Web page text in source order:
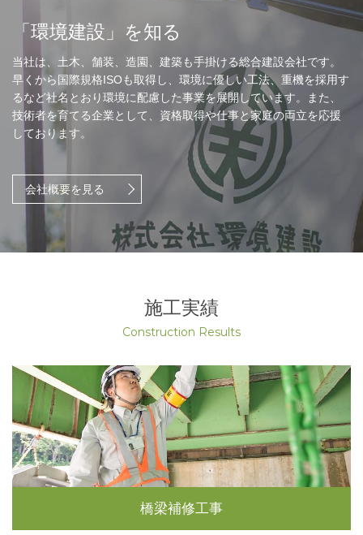
「環境建設」を知る
当社は、土木、舗装、造園、建築も手掛ける総合建設会社です。
早くから国際規格ISOも取得し、環境に優しい工法、重機を採用す
るなど社名とおり環境に配慮した事業を展開しています。また、
技術者を育てる企業として、資格取得や仕事と家庭の両立を応援
しております。
会社概要を見る
施工実績
Construction Results
橋梁補修工事